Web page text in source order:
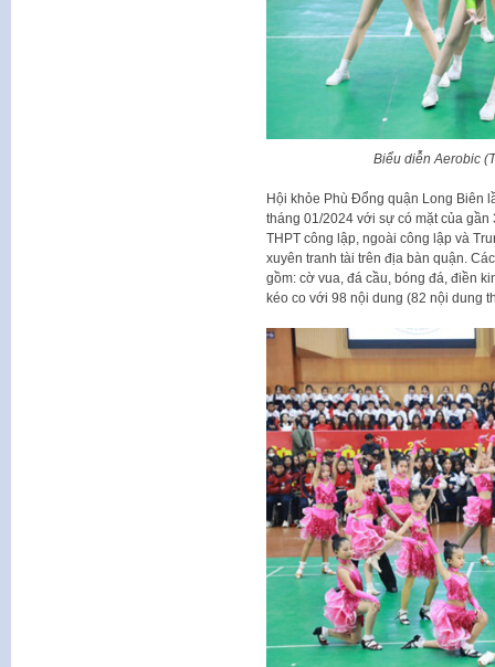
Biểu diễn Aerobic
Hội khỏe Phù Đổng quận Long Biên
tháng 01/2024 với sự có mặt của
THPT công lập, ngoài công lập và
xuyên tranh tài trên địa bàn quận.
gồm: cờ vua, đá cầu, bóng đá, điền
kéo co với 98 nội dung (82 nội dung